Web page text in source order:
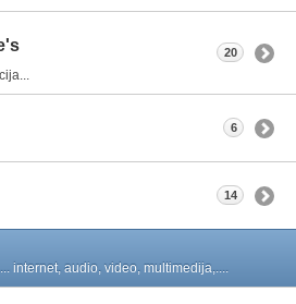
20
6
14
internet, audio, video, multimedija,....